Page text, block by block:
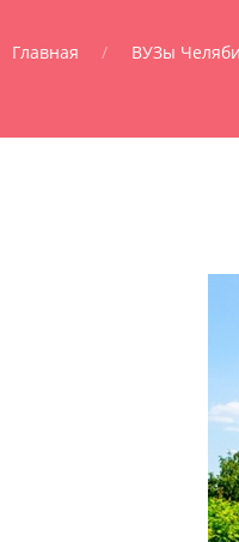
Главная ВУЗы